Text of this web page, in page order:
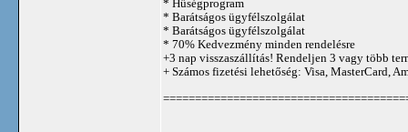
* Hűségprogram
* Barátságos ügyfélszolgálat
* Barátságos ügyfélszolgálat
* 70% Kedvezmény minden rendelésre
+3 nap visszaszállítás! Rendeljen 3 vagy több
+ Számos fizetési lehetőség: Visa, MasterCard,